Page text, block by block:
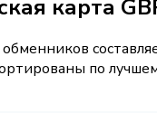
карта
по